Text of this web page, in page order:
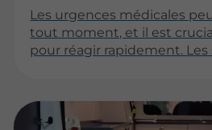
Les urgences médicales
tout moment, et il est
pour réagir rapidement. Les
de comprendre les
s'offrent à vous. Cet article